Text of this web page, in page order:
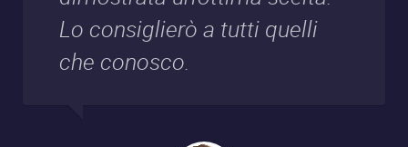
Lo consiglierò a tutti quelli
che conosco.